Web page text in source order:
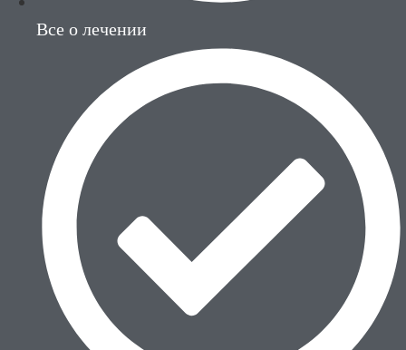
Все о лечении